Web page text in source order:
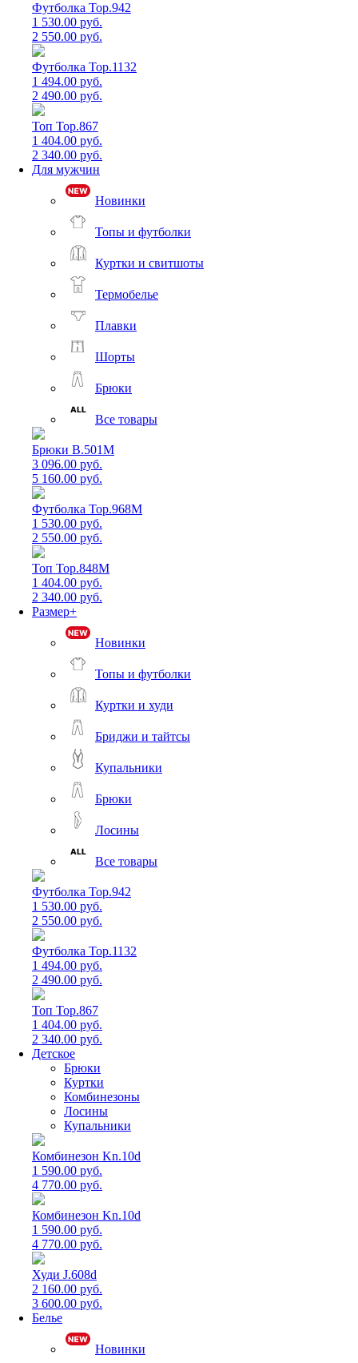
Футболка Top.942
1 530.00 руб.
2 550.00 руб.
Футболка Top.1132
1 494.00 руб.
2 490.00 руб.
Топ Top.867
1 404.00 руб.
2 340.00 руб.
Для мужчин
Новинки
Топы и футболки
Куртки и свитшоты
Термобелье
Плавки
Шорты
Брюки
Все товары
Брюки B.501M
3 096.00 руб.
5 160.00 руб.
Футболка Top.968M
1 530.00 руб.
2 550.00 руб.
Топ Top.848M
1 404.00 руб.
2 340.00 руб.
Размер+
Новинки
Топы и футболки
Куртки и худи
Бриджи и тайтсы
Купальники
Брюки
Лосины
Все товары
Футболка Top.942
1 530.00 руб.
2 550.00 руб.
Футболка Top.1132
1 494.00 руб.
2 490.00 руб.
Топ Top.867
1 404.00 руб.
2 340.00 руб.
Детское
Брюки
Куртки
Комбинезоны
Лосины
Купальники
Комбинезон Kn.10d
1 590.00 руб.
4 770.00 руб.
Комбинезон Kn.10d
1 590.00 руб.
4 770.00 руб.
Худи J.608d
2 160.00 руб.
3 600.00 руб.
Белье
Новинки